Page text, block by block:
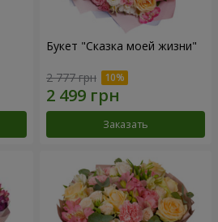
Букет "Сказка моей жизни"
2 777 грн
Заказать